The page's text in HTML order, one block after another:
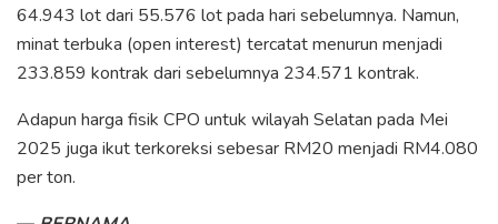
64.943 lot dari 55.576 lot pada hari sebelumnya. Namun,
minat terbuka (open interest) tercatat menurun menjadi
233.859 kontrak dari sebelumnya 234.571 kontrak.
Adapun harga fisik CPO untuk wilayah Selatan pada Mei
2025 juga ikut terkoreksi sebesar RM20 menjadi RM4.080
per ton.